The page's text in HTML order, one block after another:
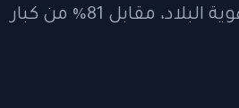
نصف الشباب فقط يعتبرون الديمقراطية عنصرًا رئيسيًا في هوية البلاد، مقابل 81% من كبار